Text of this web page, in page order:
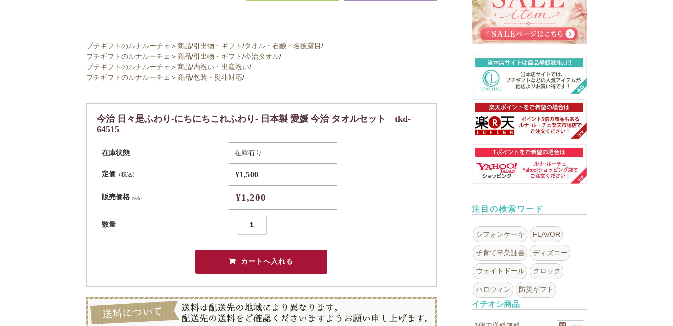
プチギフトのルナルーチェ ＞商品/引出物・ギフト/タオル・石鹸・名披露目/
プチギフトのルナルーチェ ＞商品/引出物・ギフト/今治タオル/
プチギフトのルナルーチェ ＞商品/内祝い・出産祝い/
プチギフトのルナルーチェ ＞商品/包装・熨斗対応/
今治 日々是ふわり-にちにちこれふわり- 日本製 愛媛 今治 タオルセット tkd-
64515
在庫状態 在庫有り
定価 （税込） ¥1,500
販売価格（税込） ¥1,200
数量
注目の検索ワード
シフォンケーキ FLAVOR
子育て卒業証書 ディズニー
ウェイトドール クロック
ハロウィン 防災ギフト
イチオシ商品